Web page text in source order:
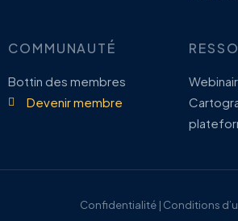
COMMUNAUTÉ
Bottin des membres
Devenir membre
Confidentialité | Conditions